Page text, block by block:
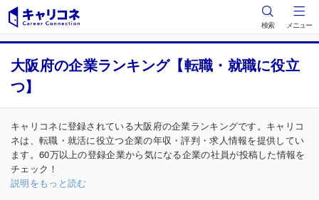
検索 メニュー
大阪府の企業ランキング【転職・就職に役立
つ】
キャリコネに登録されている大阪府の企業ランキングです。キャリコ
ネは、転職・就活に役立つ企業の年収・評判・求人情報を提供してい
ます。60万以上の登録企業から気になる企業の社員が投稿した情報を
チェック！
説明をもっと読む